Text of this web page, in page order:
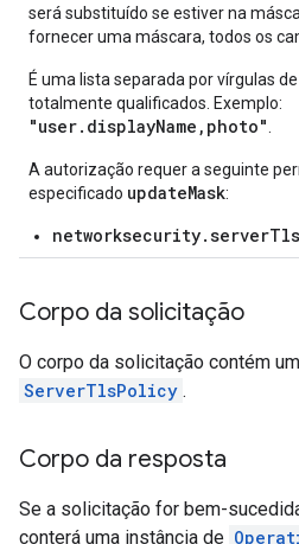
será substituído se estiver na
fornecer uma máscara, todos os
É uma lista separada por vírgulas
totalmente qualificados. Exemplo:
"user.displayName,photo"
A autorização requer a seguinte
especificado updateMask:
Corpo da solicitação
O corpo da solicitação contém
ServerTlsPolicy .
Corpo da resposta
Se a solicitação for bem-
conterá uma instância de